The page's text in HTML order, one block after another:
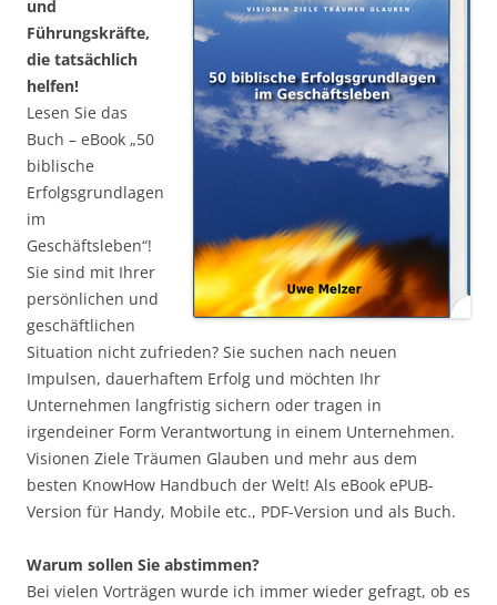
und
Führungskräfte,
die tatsächlich
helfen!
Lesen Sie das
Buch – eBook „50
biblische
Erfolgsgrundlagen
im
Geschäftsleben“!
Sie sind mit Ihrer
persönlichen und
geschäftlichen
Situation nicht zufrieden? Sie suchen nach neuen
Impulsen, dauerhaftem Erfolg und möchten Ihr
Unternehmen langfristig sichern oder tragen in
irgendeiner Form Verantwortung in einem Unternehmen.
Visionen Ziele Träumen Glauben und mehr aus dem
besten KnowHow Handbuch der Welt! Als eBook ePUB-
Version für Handy, Mobile etc., PDF-Version und als Buch.
Warum sollen Sie abstimmen?
Bei vielen Vorträgen wurde ich immer wieder gefragt, ob es